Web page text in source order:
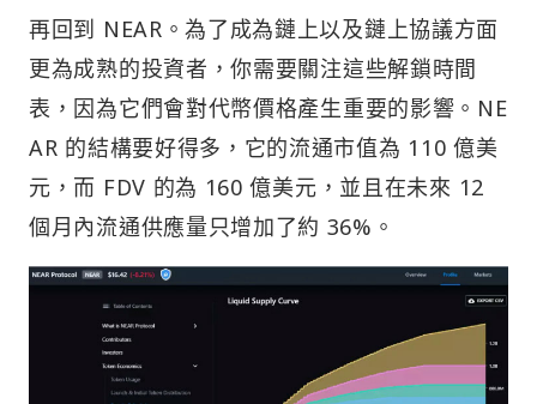
再回到 NEAR。為了成為鏈上以及鏈上協議方面
更為成熟的投資者，你需要關注這些解鎖時間
表，因為它們會對代幣價格產生重要的影響。NE
AR 的結構要好得多，它的流通市值為 110 億美
元，而 FDV 的為 160 億美元，並且在未來 12
個月內流通供應量只增加了約 36%。